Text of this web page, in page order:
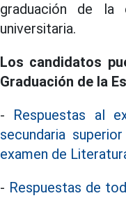
graduación de la
universitaria.
Los candidatos
Graduación de la
- Respuestas al
secundaria
examen de
- Respuestas de